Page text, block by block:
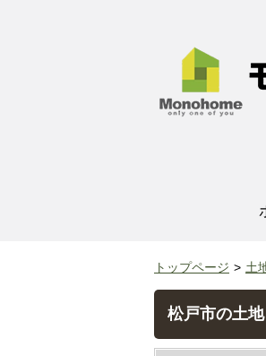
トップページ 土
松戸市の土地